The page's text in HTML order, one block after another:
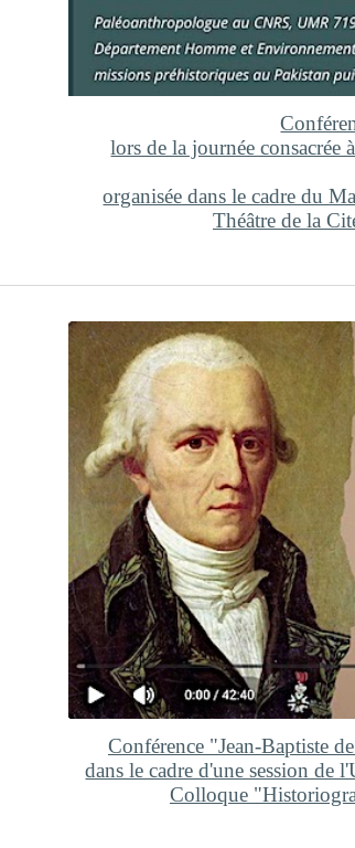
lors de la journée
organisée dans le cadre du
Théâtre de la
Conférence "Jean-Baptiste
dans le cadre d'une session de
Colloque